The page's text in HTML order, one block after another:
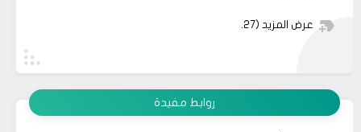
عرض المزيد (27)
روابط مفيدة